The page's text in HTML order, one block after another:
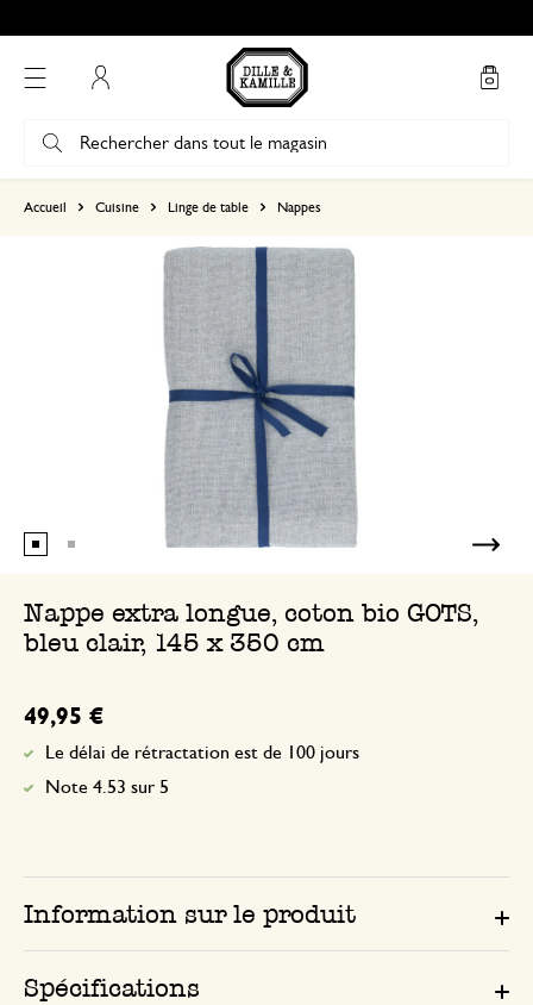
Accueil Cuisine Linge de table Nappes
Nappe extra longue, coton bio GOTS,
bleu clair, 145 x 350 cm
49,95 €
Le délai de rétractation est de 100 jours
Note 4.53 sur 5
Information sur le produit
Spécifications